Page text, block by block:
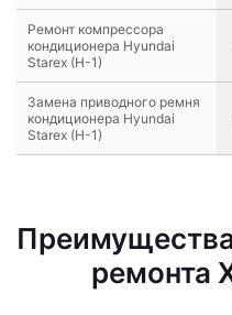
Ремонт компрессора
кондиционера Hyundai
Starex (H-1)
Замена приводного ремня
кондиционера Hyundai
Starex (H-1)
ремонта